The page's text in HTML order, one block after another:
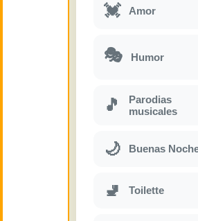
💓 Amor
🎭 Humor
🎵
Parodias
musicales
🌙 Buenas
🚽 Toilette